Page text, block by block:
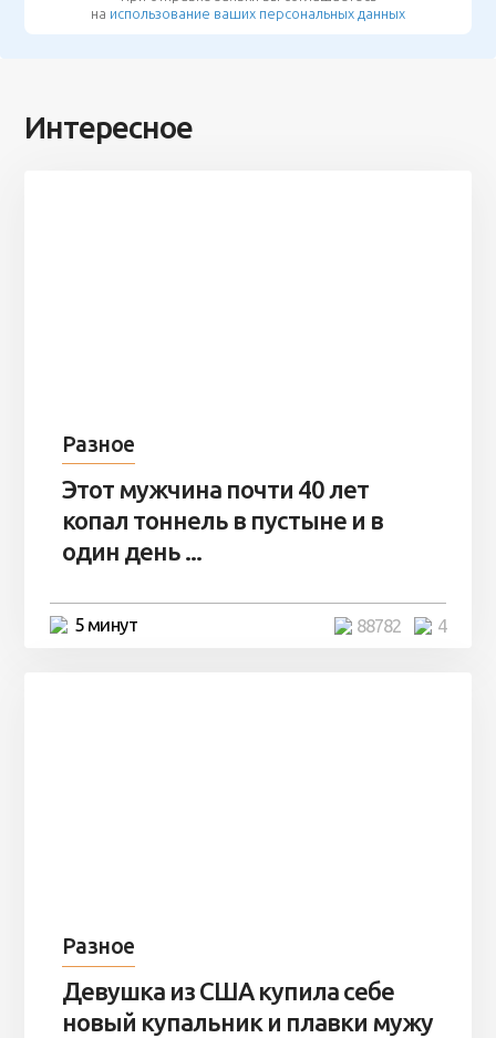
на использование ваших персональных данных
Интересное
Разное
Этот мужчина почти 40 лет
копал тоннель в пустыне и в
один день ...
5 минут 4
88782
Разное
Девушка из США купила себе
новый купальник и плавки мужу